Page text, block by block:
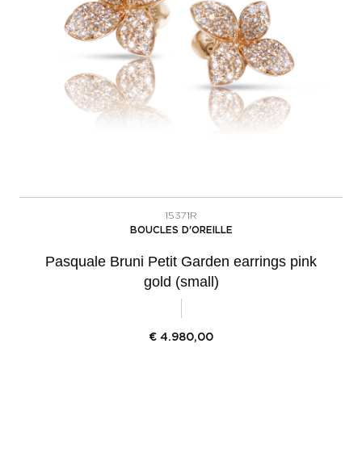
15371R
BOUCLES D'OREILLE
Pasquale Bruni Petit Garden earrings pink
gold (small)
€ 4.980,00